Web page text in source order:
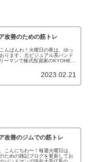
改善のための筋トレ
んばんわ！火曜日の夜は、ゆっ
ります。元ビジュアル系バンド
ーマンで株式投資家のKYOHEI
2023.02.21
改善のジムでの筋トレ
こんにちわ〜！毎週火曜日は、
ための雑記ブログを更新してお